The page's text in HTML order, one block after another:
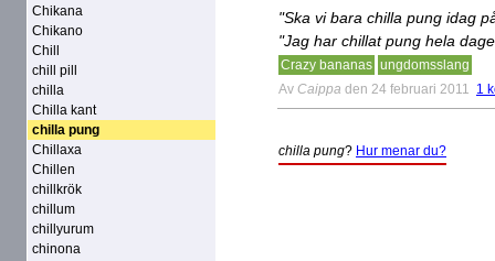
Chikana
Chikano
Chill
chill pill
chilla
Chilla kant
chilla pung
Chillaxa
Chillen
chillkrök
chillum
chillyurum
chinona
"Ska vi bara chilla pung idag
"Jag har chillat pung hela
Crazy bananas ungdomsslang
Av Caippa den 24 februari 2011 1
chilla pung? Hur menar du?